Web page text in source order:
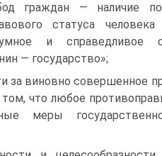
граждан — наличие
статуса
и справедливое
— государство»;
за виновно совершенное
что любое
меры государственно-